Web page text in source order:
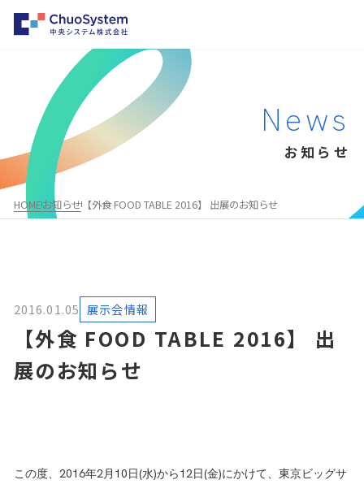
HOME
事業内容
事業内容トップ
システムインテグレーション
クラウド・パッケージ型システム構築支援
Salesforce®
MuleSoft
Asprova
Microsoft365導入支援サービス
企業情報
企業情報トップ
会社概要・沿革
代表メッセージ
パートナー募集
お問い合わせ
News
お知らせ
HOMEお知らせ【外食 FOOD TABLE 2016】 出展のお知らせ
2016.01.05 展示会情報
【外食 FOOD TABLE 2016】 出
展のお知らせ
この度、2016年2月10日(水)から12日(金)にかけて、東京ビッグサ